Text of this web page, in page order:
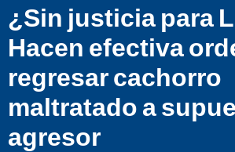
¿Sin justicia para
Hacen efectiva
regresar cachorro
maltratado a
agresor